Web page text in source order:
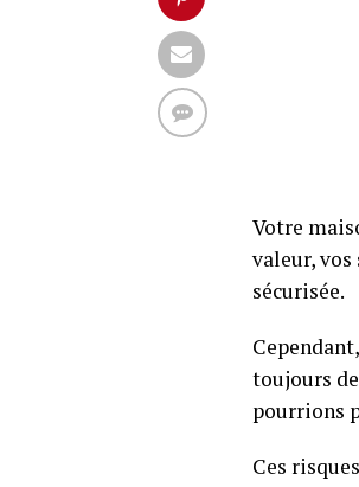
Votre
valeur, vos
sécurisée.
toujours
pourrions
Ces